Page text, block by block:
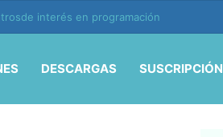
interés en programación
DESCARGAS SUSCRIPCIÓN